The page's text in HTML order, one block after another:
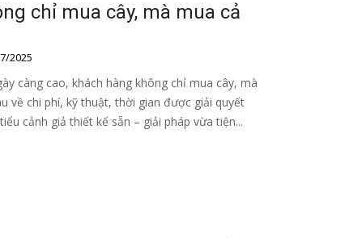
chỉ mua cây, mà mua cả
2025
càng cao, khách hàng không chỉ mua cây, mà
về chi phí, kỹ thuật, thời gian được giải quyết
cảnh giả thiết kế sẵn – giải pháp vừa tiện...